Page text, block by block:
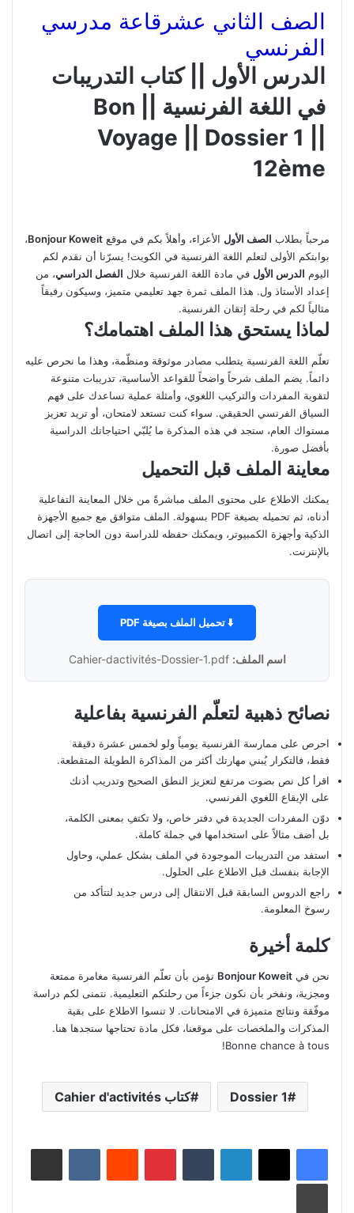
الصف الثاني عشر قاعة مدرسي
الفرنسي
الدرس الأول || كتاب التدريبات
في اللغة الفرنسية || Bon
Voyage || Dossier 1 ||
12ème
مرحباً بطلاب الصف الأول الأعزاء، وأهلاً بكم في موقع Bonjour Koweit،
بوابتكم الأولى لتعلم اللغة الفرنسية في الكويت! يسرّنا أن نقدم لكم
اليوم الدرس الأول في مادة اللغة الفرنسية خلال الفصل الدراسي، من
إعداد الأستاذ ول. هذا الملف ثمرة جهد تعليمي متميز، وسيكون رفيقاً
مثالياً لكم في رحلة إتقان الفرنسية.
لماذا يستحق هذا الملف اهتمامك؟
تعلّم اللغة الفرنسية يتطلب مصادر موثوقة ومنظّمة، وهذا ما نحرص عليه
دائماً. يضم الملف شرحاً واضحاً للقواعد الأساسية، تدريبات متنوعة
لتقوية المفردات والتركيب اللغوي، وأمثلة عملية تساعدك على فهم
السياق الفرنسي الحقيقي. سواء كنت تستعد لامتحان، أو تريد تعزيز
مستواك العام، ستجد في هذه المذكرة ما يُلبّي احتياجاتك الدراسية
بأفضل صورة.
معاينة الملف قبل التحميل
يمكنك الاطلاع على محتوى الملف مباشرةً من خلال المعاينة التفاعلية
أدناه، ثم تحميله بصيغة PDF بسهولة. الملف متوافق مع جميع الأجهزة
الذكية وأجهزة الكمبيوتر، ويمكنك حفظه للدراسة دون الحاجة إلى اتصال
بالإنترنت.
⬇️ تحميل الملف بصيغة PDF
اسم الملف: Cahier-dactivités-Dossier-1.pdf
نصائح ذهبية لتعلّم الفرنسية بفاعلية
احرص على ممارسة الفرنسية يومياً ولو لخمس عشرة دقيقة
فقط، فالتكرار يُبني مهارتك أكثر من المذاكرة الطويلة المتقطعة.
اقرأ كل نص بصوت مرتفع لتعزيز النطق الصحيح وتدريب أذنك
على الإيقاع اللغوي الفرنسي.
دوّن المفردات الجديدة في دفتر خاص، ولا تكتفِ بمعنى الكلمة،
بل أضف مثالاً على استخدامها في جملة كاملة.
استفد من التدريبات الموجودة في الملف بشكل عملي، وحاول
الإجابة بنفسك قبل الاطلاع على الحلول.
راجع الدروس السابقة قبل الانتقال إلى درس جديد لتتأكد من
رسوخ المعلومة.
كلمة أخيرة
نحن في Bonjour Koweit نؤمن بأن تعلّم الفرنسية مغامرة ممتعة
ومجزية، ونفخر بأن نكون جزءاً من رحلتكم التعليمية. نتمنى لكم دراسة
موفّقة ونتائج متميزة في الامتحانات. لا تنسوا الاطلاع على بقية
المذكرات والملخصات على موقعنا، فكل مادة تحتاجها ستجدها هنا.
Bonne chance à tous!
Dossier 1 كتاب Cahier d'activités
لينكدإن بينتيريست مشاركة عبر البريد
طباعة